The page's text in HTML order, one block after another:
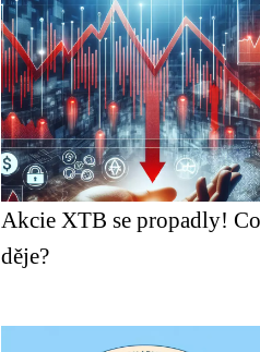
Akcie XTB se propadly!
děje?